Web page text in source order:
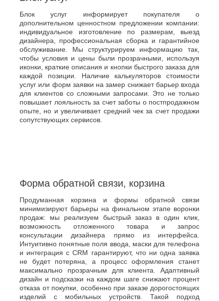
Блок услуг информирует покупателя о
дополнительном ценностном предложении компании:
индивидуальное изготовление по размерам, выезд
дизайнера, профессиональная сборка и гарантийное
обслуживание. Мы структурируем информацию так,
чтобы условия и цены были прозрачными, используя
иконки, краткие описания и кнопки быстрого заказа для
каждой позиции. Наличие калькуляторов стоимости
услуг или форм заявки на замер снижает барьер входа
для клиентов со сложными запросами. Это не только
повышает лояльность за счет заботы о постпродажном
опыте, но и увеличивает средний чек за счет продажи
сопутствующих сервисов.
Форма обратной связи, корзина
Продуманная корзина и формы обратной связи
минимизируют барьеры на финальном этапе воронки
продаж: мы реализуем быстрый заказ в один клик,
возможность отложенного товара и запрос
консультации дизайнера прямо из интерфейса.
Интуитивно понятные поля ввода, маски для телефона
и интеграция с CRM гарантируют, что ни одна заявка
не будет потеряна, а процесс оформления станет
максимально прозрачным для клиента. Адаптивный
дизайн и подсказки на каждом шаге снижают процент
отказа от покупки, особенно при заказе дорогостоящих
изделий с мобильных устройств. Такой подход